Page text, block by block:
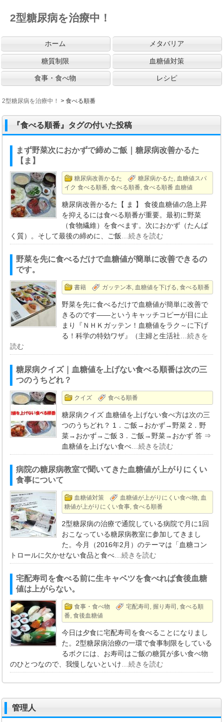
2型糖尿病を治療中！
ホーム メタバリア
糖質制限 血糖値対策
食事・食べ物 レシピ
2型糖尿病を治療中！ >食べる順番
『食べる順番』タグの付いた投稿
まず野菜次におかずで締めご飯｜糖尿病改善かるた
【ま】
糖尿病改善かるた 糖尿病かるた, 血糖値スパ
イク 食べる順番,食べる順番,食べる順番 血糖値
糖尿病改善かるた【 ま 】 食後血糖値の急上昇
を抑えるには食べる順番が重要。最初に野菜
（食物繊維）を食べます。次におかず（たんぱ
く質）。そして最後の締めに、ご飯…続きを読む
野菜を先に食べるだけで血糖値が簡単に改善できるの
です。
書籍 ガッテン本, 血糖値を下げる,食べる順番
野菜を先に食べるだけで血糖値が簡単に改善で
きるのです――というキャッチコピーが目に止
まり『ＮＨＫガッテン！血糖値をラク～に下げ
る！科学の特効ワザ』（主婦と生活社…続きを
読む
糖尿病クイズ｜血糖値を上げない食べる順番は次の三
つのうちどれ？
クイズ 食べる順番
糖尿病クイズ 血糖値を上げない食べ方は次の三
つのうちどれ？ 1．ご飯→おかず→野菜 2．野
菜→おかず→ご飯 3．ご飯→野菜→おかず 答 ⇒
血糖値を上げない食べ…続きを読む
病院の糖尿病教室で聞いてきた血糖値が上がりにくい
食事について
血糖値対策 血糖値が上がりにくい食べ物, 血
糖値が上がりにくい食事,食べる順番
2型糖尿病の治療で通院している病院で月に1回
おこなっている糖尿病教室に参加してきまし
た。今月（2016年2月）のテーマは「血糖コン
トロールに欠かせない食品と食べ…続きを読む
宅配寿司を食べる前に生キャベツを食べれば食後血糖
値は上がらない。
食事・食べ物 宅配寿司 ,握り寿司 ,食べる順
番,食後血糖値
今日は夕食に宅配寿司を食べることになりまし
た。2型糖尿病治療の一環で食事制限をしている
るボクには、お寿司はご飯の糖質が多い食べ物
のひとつなので、我慢しないといけ…続きを読む
管理人